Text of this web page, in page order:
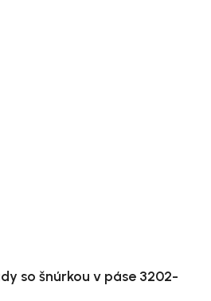
so šnúrkou v páse 3202-